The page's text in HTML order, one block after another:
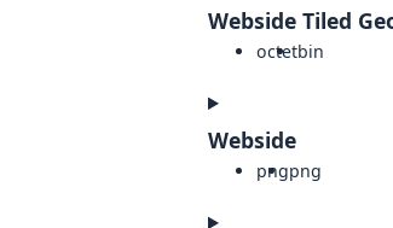
Webside Tiled
octetbin
Webside
pngpng